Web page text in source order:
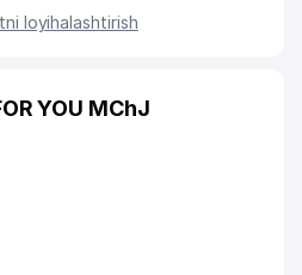
loyihalashtirish
YOU MChJ